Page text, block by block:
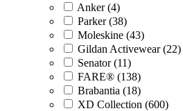
Anker (4)
Parker (38)
Moleskine (43)
Gildan Activewear (22)
Senator (11)
FARE® (138)
Brabantia (18)
XD Collection (600)